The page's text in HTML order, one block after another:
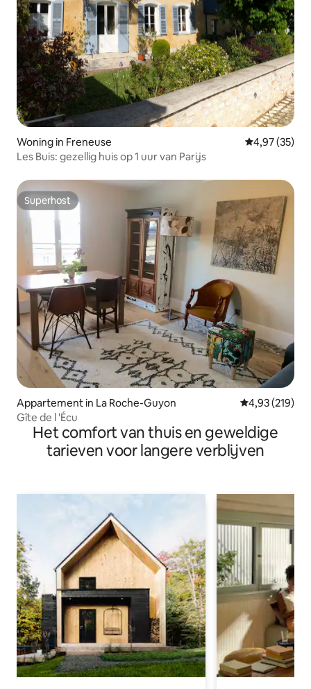
Woning in Freneuse Gemiddelde
4,97 (35)
Les Buis: gezellig huis op 1 uur van Parijs
Superhost
Superhost
Appartement in La Roche-Guyon Gemiddelde
4,93 (219)
Gîte de l 'Écu
Het comfort van thuis en geweldige
tarieven voor langere verblijven